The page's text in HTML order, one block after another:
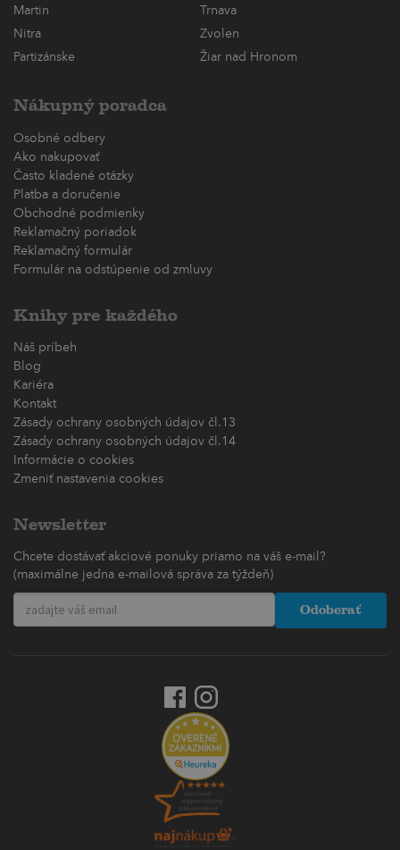
Martin
Trnava
Nitra
Zvolen
Partizánske
Žiar nad Hronom
Nákupný poradca
Osobné odbery
Ako nakupovať
Často kladené otázky
Platba a doručenie
Obchodné podmienky
Reklamačný poriadok
Reklamačný formulár
Formulár na odstúpenie od zmluvy
Knihy pre každého
Náš príbeh
Blog
Kariéra
Kontakt
Zásady ochrany osobných údajov čl.13
Zásady ochrany osobných údajov čl.14
Informácie o cookies
Zmeniť nastavenia cookies
Newsletter
Chcete dostávať akciové ponuky priamo na váš e-mail?
(maximálne jedna e-mailová správa za týždeň)
Odoberať